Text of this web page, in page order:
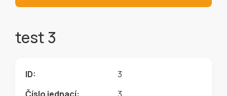
test 3
ID:
3